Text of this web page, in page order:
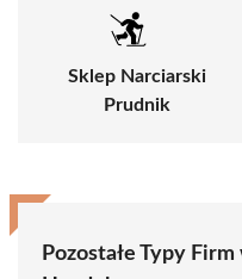
Sklep Narciarski
Prudnik
Pozostałe Typy